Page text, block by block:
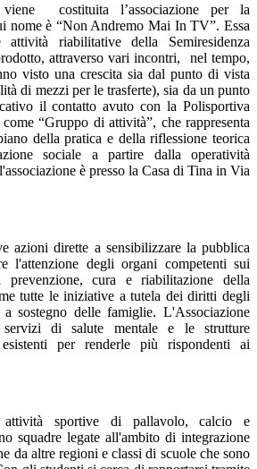
costituita l’associazione per la
nome è “Non Andremo Mai In TV”. Essa
riabilitative della Semiresidenza
attraverso vari incontri, nel tempo,
visto una crescita sia dal punto di vista
di mezzi per le trasferte), sia da un punto
il contatto avuto con la Polisportiva
“Gruppo di attività”, che rappresenta
della pratica e della riflessione teorica
sociale a partire dalla operatività
è presso la Casa di Tina in Via
azioni dirette a sensibilizzare la pubblica
l'attenzione degli organi competenti sui
prevenzione, cura e riabilitazione della
tutte le iniziative a tutela dei diritti degli
sostegno delle famiglie. L'Associazione
di salute mentale e le strutture
esistenti per renderle più rispondenti ai
attività sportive di pallavolo, calcio e
squadre legate all'ambito di integrazione
da altre regioni e classi di scuole che sono